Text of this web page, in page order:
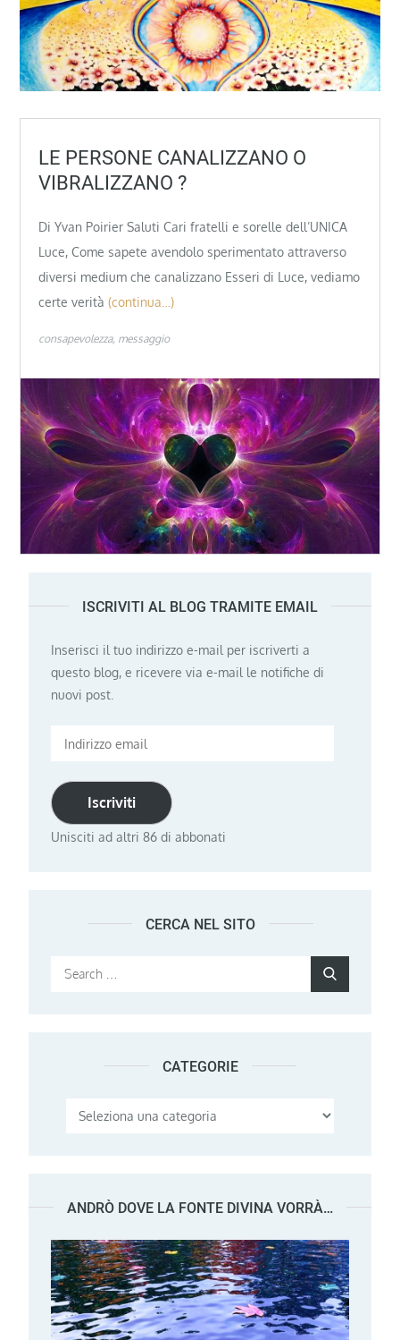
LE PERSONE CANALIZZANO O
VIBRALIZZANO ?
Di Yvan Poirier Saluti Cari fratelli e sorelle dell’UNICA
Luce, Come sapete avendolo sperimentato attraverso
diversi medium che canalizzano Esseri di Luce, vediamo
certe verità (continua…)
consapevolezza messaggio
ISCRIVITI AL BLOG TRAMITE EMAIL
Inserisci il tuo indirizzo e-mail per iscriverti a
questo blog, e ricevere via e-mail le notifiche di
nuovi post.
Indirizzo
Iscriviti
Unisciti ad altri 86 di abbonati
CERCA NEL SITO
Search
CATEGORIE
Categorie
ANDRÒ DOVE LA FONTE DIVINA VORRÀ…